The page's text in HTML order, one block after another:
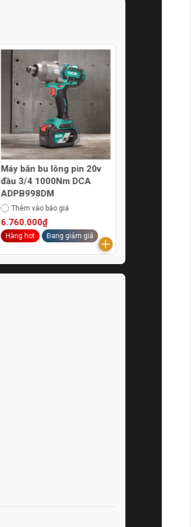
Thân máy bắn bu lông pin
20v đầu 3/4 1000Nm DCA
ADPB998Z
Thêm vào báo giá
5.250.000₫